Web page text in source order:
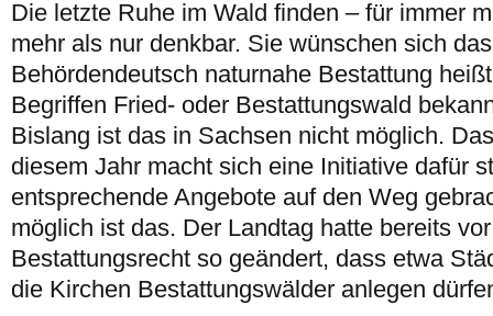
Die letzte Ruhe im Wald finden – für immer
mehr als nur denkbar. Sie wünschen sich
Behördendeutsch naturnahe Bestattung
Begriffen Fried- oder Bestattungswald
Bislang ist das in Sachsen nicht möglich.
diesem Jahr macht sich eine Initiative dafür
entsprechende Angebote auf den Weg
möglich ist das. Der Landtag hatte bereits
Bestattungsrecht so geändert, dass etwa
die Kirchen Bestattungswälder anlegen